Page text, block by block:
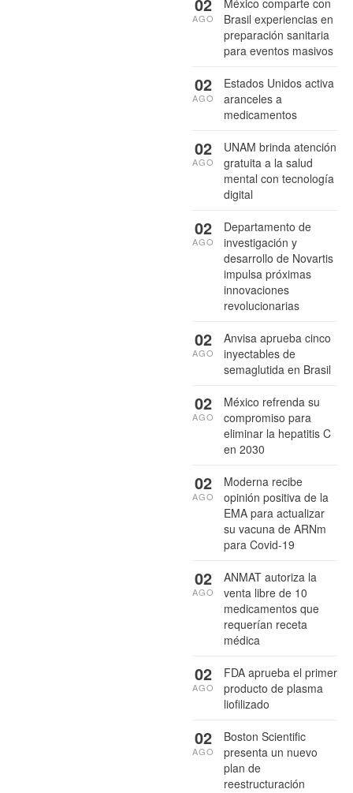
México comparte con
Brasil experiencias en
preparación sanitaria
para eventos masivos
02
AGO
Estados Unidos activa
aranceles a
medicamentos
02
AGO
UNAM brinda atención
gratuita a la salud
mental con tecnología
digital
02
AGO
Departamento de
investigación y
desarrollo de Novartis
impulsa próximas
innovaciones
revolucionarias
02
AGO
Anvisa aprueba cinco
inyectables de
semaglutida en Brasil
02
AGO
México refrenda su
compromiso para
eliminar la hepatitis C
en 2030
02
AGO
Moderna recibe
opinión positiva de la
EMA para actualizar
su vacuna de ARNm
para Covid-19
02
AGO
ANMAT autoriza la
venta libre de 10
medicamentos que
requerían receta
médica
02
AGO
FDA aprueba el primer
producto de plasma
liofilizado
02
AGO
Boston Scientific
presenta un nuevo
plan de
reestructuración
02
AGO